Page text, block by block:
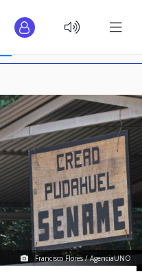
Francisco Flores / AgenciaUNO